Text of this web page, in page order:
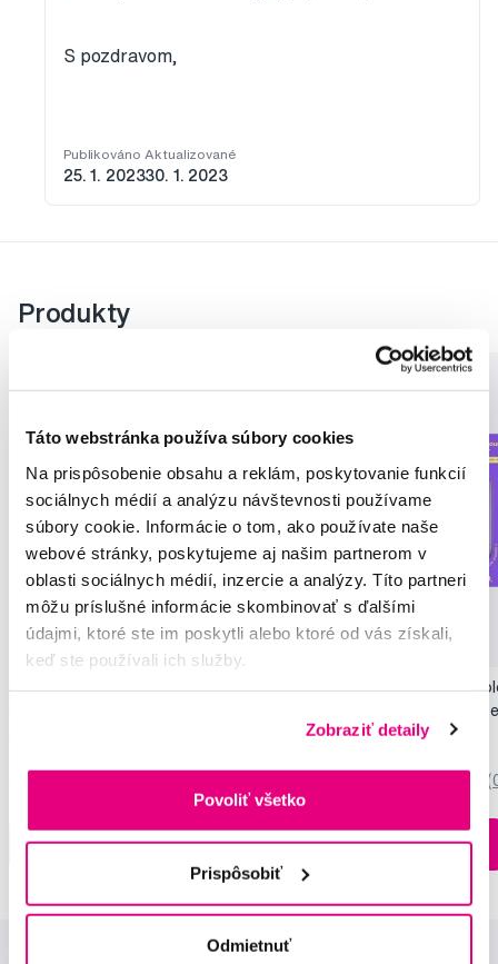
Táto webstránka používa súbory cookies
Na prispôsobenie obsahu a reklám, poskytovanie funkcií
sociálnych médií a analýzu návštevnosti používame
súbory cookie. Informácie o tom, ako používate naše
webové stránky, poskytujeme aj našim partnerom v
oblasti sociálnych médií, inzercie a analýzy. Títo partneri
môžu príslušné informácie skombinovať s ďalšími
údajmi, ktoré ste im poskytli alebo ktoré od vás získali,
keď ste používali ich služby.
Zobraziť detaily
Povoliť všetko
Prispôsobiť
Odmietnuť
S pozdravom,
Publikováno
25. 1. 2023
Aktualizované
30. 1. 2023
Produkty
Novinka
Akcia
SMILLE Sonic Brush - Prémiová sonická
Do košíku
Na sklade > 5 ks
Novinka
Pop Instant Teeth
pre okamžitý bieliaci
10,90 €
Do košíku